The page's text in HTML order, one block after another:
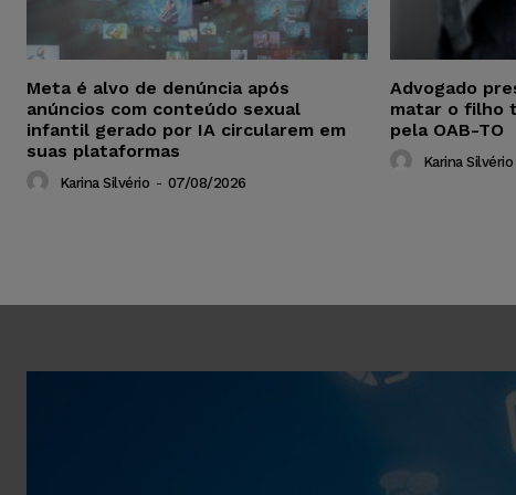
Meta é alvo de denúncia após
anúncios com conteúdo sexual
infantil gerado por IA circularem em
suas plataformas
Karina Silvério - 07/08/2026
Advogado
matar o filho
pela OAB-TO
Karina Silvério